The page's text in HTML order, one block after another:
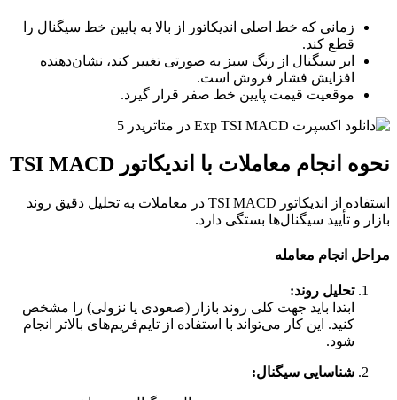
زمانی که خط اصلی اندیکاتور از بالا به پایین خط سیگنال را
قطع کند.
ابر سیگنال از رنگ سبز به صورتی تغییر کند، نشان‌دهنده
افزایش فشار فروش است.
موقعیت قیمت پایین خط صفر قرار گیرد.
نحوه انجام معاملات با اندیکاتور TSI MACD
استفاده از اندیکاتور TSI MACD در معاملات به تحلیل دقیق روند
بازار و تأیید سیگنال‌ها بستگی دارد.
مراحل انجام معامله
تحلیل روند:
ابتدا باید جهت کلی روند بازار (صعودی یا نزولی) را مشخص
کنید. این کار می‌تواند با استفاده از تایم‌فریم‌های بالاتر انجام
شود.
شناسایی سیگنال: